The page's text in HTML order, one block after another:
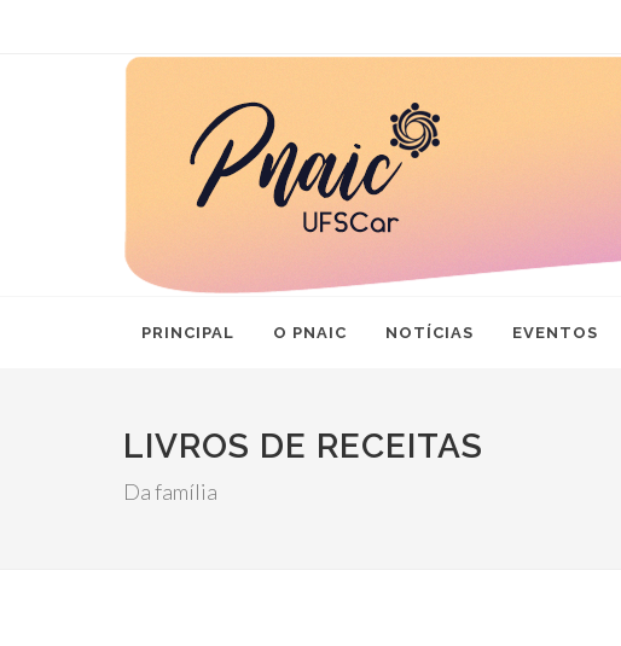
PRINCIPAL O PNAIC NOTÍCIAS EVENTOS
LIVROS DE RECEITAS
Da família